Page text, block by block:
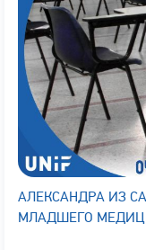
АЛЕКСАНДРА ИЗ
МЛАДШЕГО